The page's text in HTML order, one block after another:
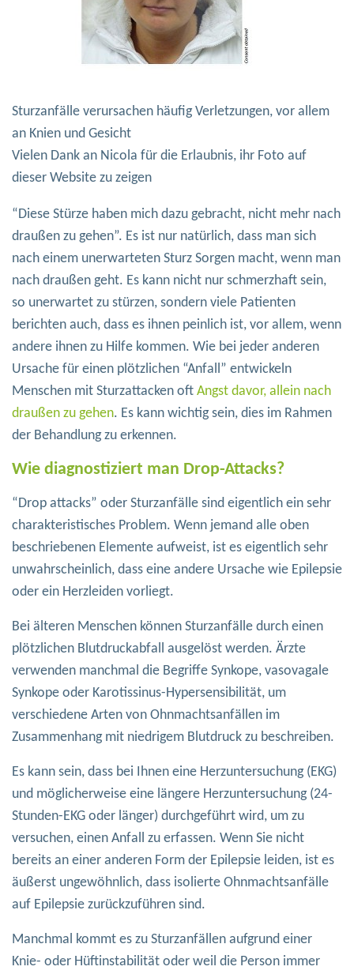
Sturzanfälle verursachen häufig Verletzungen, vor allem
an Knien und Gesicht
Vielen Dank an Nicola für die Erlaubnis, ihr Foto auf
dieser Website zu zeigen
“Diese Stürze haben mich dazu gebracht, nicht mehr nach
draußen zu gehen”. Es ist nur natürlich, dass man sich
nach einem unerwarteten Sturz Sorgen macht, wenn man
nach draußen geht. Es kann nicht nur schmerzhaft sein,
so unerwartet zu stürzen, sondern viele Patienten
berichten auch, dass es ihnen peinlich ist, vor allem, wenn
andere ihnen zu Hilfe kommen. Wie bei jeder anderen
Ursache für einen plötzlichen “Anfall” entwickeln
Menschen mit Sturzattacken oft Angst davor, allein nach
draußen zu gehen. Es kann wichtig sein, dies im Rahmen
der Behandlung zu erkennen.
Wie diagnostiziert man Drop-Attacks?
“Drop attacks” oder Sturzanfälle sind eigentlich ein sehr
charakteristisches Problem. Wenn jemand alle oben
beschriebenen Elemente aufweist, ist es eigentlich sehr
unwahrscheinlich, dass eine andere Ursache wie Epilepsie
oder ein Herzleiden vorliegt.
Bei älteren Menschen können Sturzanfälle durch einen
plötzlichen Blutdruckabfall ausgelöst werden. Ärzte
verwenden manchmal die Begriffe Synkope, vasovagale
Synkope oder Karotissinus-Hypersensibilität, um
verschiedene Arten von Ohnmachtsanfällen im
Zusammenhang mit niedrigem Blutdruck zu beschreiben.
Es kann sein, dass bei Ihnen eine Herzuntersuchung (EKG)
und möglicherweise eine längere Herzuntersuchung (24-
Stunden-EKG oder länger) durchgeführt wird, um zu
versuchen, einen Anfall zu erfassen. Wenn Sie nicht
bereits an einer anderen Form der Epilepsie leiden, ist es
äußerst ungewöhnlich, dass isolierte Ohnmachtsanfälle
auf Epilepsie zurückzuführen sind.
Manchmal kommt es zu Sturzanfällen aufgrund einer
Knie- oder Hüftinstabilität oder weil die Person immer